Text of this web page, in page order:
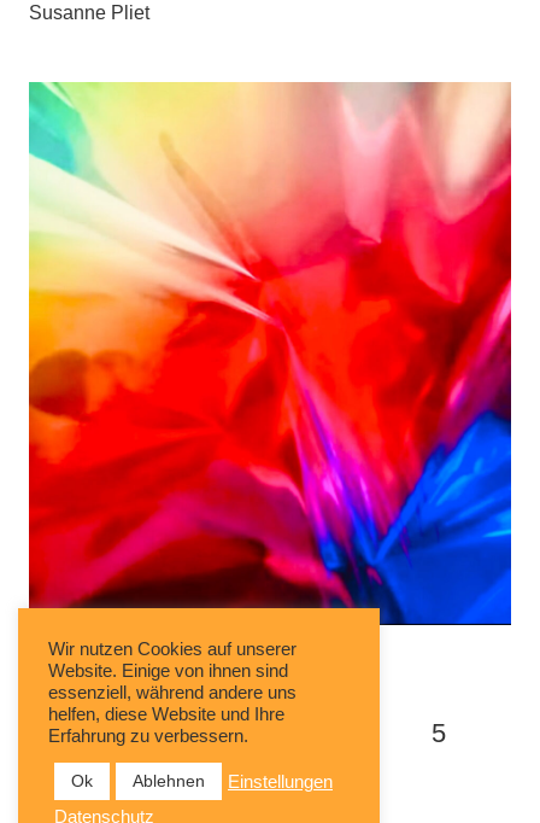
Susanne Pliet
Sabine Ruff
1 2 5
Wir nutzen Cookies auf unserer
Website. Einige von ihnen sind
essenziell, während andere uns
helfen, diese Website und Ihre
Erfahrung zu verbessern.
Ok Ablehnen
Einstellungen
Datenschutz